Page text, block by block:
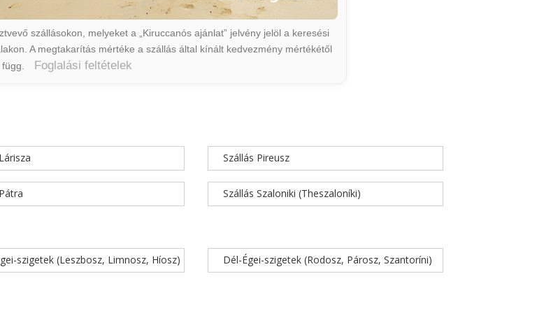
szállásokon, melyeket a „Kiruccanós ajánlat” jelvény jelöl a keresési
A megtakarítás mértéke a szállás által kínált kedvezmény mértékétől
függ.
Foglalási feltételek
Szállás Pireusz
Szállás Szaloniki (Theszaloníki)
szigetek (Leszbosz, Limnosz, Híosz) Dél-Égei-szigetek (Rodosz, Párosz, Szantoríni)